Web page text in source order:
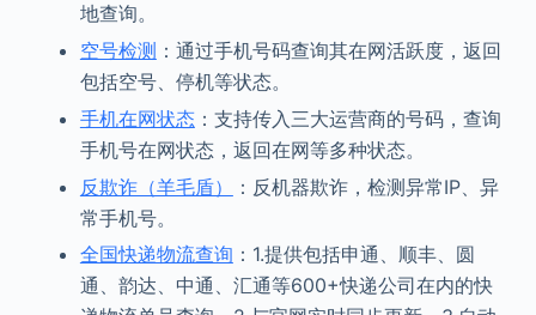
地查询。
空号检测 ：通过手机号码查询其在网活跃度，返回
包括空号、停机等状态。
手机在网状态：支持传入三大运营商的号码，查询
手机号在网状态，返回在网等多种状态。
反欺诈（羊毛盾）
：反机器欺诈，检测异常IP、异
常手机号。
全国快递物流查询 ：1.提供包括申通、顺丰、圆
通、韵达、中通、汇通等600+快递公司在内的快